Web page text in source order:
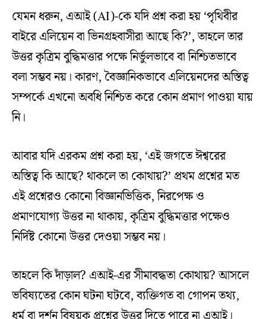
যেমন ধরুন, এআই (AI)-কে যদি প্রশ্ন করা হয় ‘পৃথিবীর
বাইরে এলিয়েন বা ভিনগ্রহবাসীরা আছে কি?’, তাহলে তার
উত্তর কৃত্রিম বুদ্ধিমত্তার পক্ষে নির্ভুলভাবে বা নিশ্চিতভাবে
বলা সম্ভব নয়। কারণ, বৈজ্ঞানিকভাবে এলিয়েনদের অস্তিত্ব
সম্পর্কে এখনো অবধি নিশ্চিত করে কোন প্রমাণ পাওয়া যায়
নি।
আবার যদি এরকম প্রশ্ন করা হয়, ‘এই জগতে ঈশ্বরের
অস্তিত্ব কি আছে? থাকলে তা কোথায়?’ প্রথম প্রশ্নের মত
এই প্রশ্নেরও কোনো বিজ্ঞানভিত্তিক, নিরপেক্ষ ও
প্রমাণযোগ্য উত্তর না থাকায়, কৃত্রিম বুদ্ধিমত্তার পক্ষেও
নির্দিষ্ট কোনো উত্তর দেওয়া সম্ভব নয়।
তাহলে কি দাঁড়াল? এআই-এর সীমাবদ্ধতা কোথায়? আসলে
ভবিষ্যতের কোন ঘটনা ঘটবে, ব্যক্তিগত বা গোপন তথ্য,